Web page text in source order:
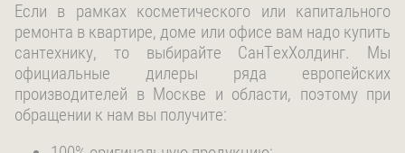
Если в рамках косметического или капитального
ремонта в квартире, доме или офисе вам надо купить
сантехнику, то выбирайте СанТехХолдинг. Мы
официальные дилеры ряда европейских
производителей в Москве и области, поэтому при
обращении к нам вы получите: